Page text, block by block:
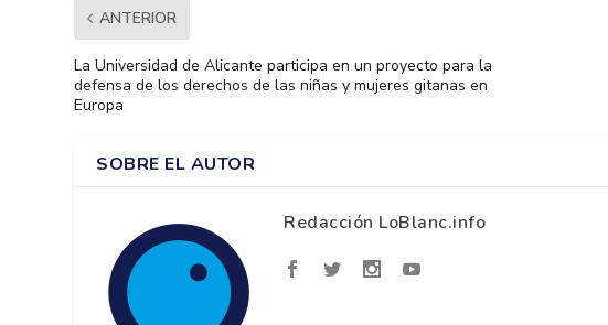
ANTERIOR
La Universidad de Alicante participa en un proyecto para la
defensa de los derechos de las niñas y mujeres gitanas en
Europa
SOBRE EL AUTOR
Redacción LoBlanc.info